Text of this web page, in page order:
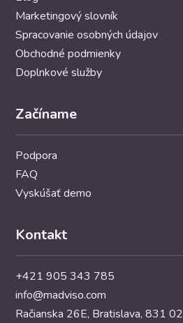
Marketingový slovník
Spracovanie osobných údajov
Obchodné podmienky
Doplnkové služby
Začíname
Podpora
FAQ
Vyskúšať demo
Kontakt
+421 905 343 785
info@madviso.com
Račianska 26E, Bratislava, 831 02